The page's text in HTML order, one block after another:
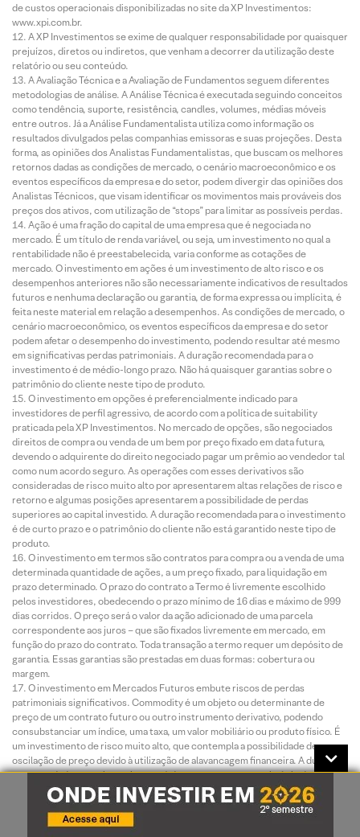
de custos operacionais disponibilizadas no site da XP Investimentos:
www.xpi.com.br.
A XP Investimentos se exime de qualquer responsabilidade por quaisquer
prejuízos, diretos ou indiretos, que venham a decorrer da utilização deste
relatório ou seu conteúdo.
A Avaliação Técnica e a Avaliação de Fundamentos seguem diferentes
metodologias de análise. A Análise Técnica é executada seguindo conceitos
como tendência, suporte, resistência, candles, volumes, médias móveis
entre outros. Já a Análise Fundamentalista utiliza como informação os
resultados divulgados pelas companhias emissoras e suas projeções. Desta
forma, as opiniões dos Analistas Fundamentalistas, que buscam os melhores
retornos dadas as condições de mercado, o cenário macroeconômico e os
eventos específicos da empresa e do setor, podem divergir das opiniões dos
Analistas Técnicos, que visam identificar os movimentos mais prováveis dos
preços dos ativos, com utilização de “stops” para limitar as possíveis perdas.
Ação é uma fração do capital de uma empresa que é negociada no
mercado. É um título de renda variável, ou seja, um investimento no qual a
rentabilidade não é preestabelecida, varia conforme as cotações de
mercado. O investimento em ações é um investimento de alto risco e os
desempenhos anteriores não são necessariamente indicativos de resultados
futuros e nenhuma declaração ou garantia, de forma expressa ou implícita, é
feita neste material em relação a desempenhos. As condições de mercado, o
cenário macroeconômico, os eventos específicos da empresa e do setor
podem afetar o desempenho do investimento, podendo resultar até mesmo
em significativas perdas patrimoniais. A duração recomendada para o
investimento é de médio-longo prazo. Não há quaisquer garantias sobre o
patrimônio do cliente neste tipo de produto.
O investimento em opções é preferencialmente indicado para
investidores de perfil agressivo, de acordo com a política de suitability
praticada pela XP Investimentos. No mercado de opções, são negociados
direitos de compra ou venda de um bem por preço fixado em data futura,
devendo o adquirente do direito negociado pagar um prêmio ao vendedor tal
como num acordo seguro. As operações com esses derivativos são
consideradas de risco muito alto por apresentarem altas relações de risco e
retorno e algumas posições apresentarem a possibilidade de perdas
superiores ao capital investido. A duração recomendada para o investimento
é de curto prazo e o patrimônio do cliente não está garantido neste tipo de
produto.
O investimento em termos são contratos para compra ou a venda de uma
determinada quantidade de ações, a um preço fixado, para liquidação em
prazo determinado. O prazo do contrato a Termo é livremente escolhido
pelos investidores, obedecendo o prazo mínimo de 16 dias e máximo de 999
dias corridos. O preço será o valor da ação adicionado de uma parcela
correspondente aos juros – que são fixados livremente em mercado, em
função do prazo do contrato. Toda transação a termo requer um depósito de
garantia. Essas garantias são prestadas em duas formas: cobertura ou
margem.
O investimento em Mercados Futuros embute riscos de perdas
patrimoniais significativos. Commodity é um objeto ou determinante de
preço de um contrato futuro ou outro instrumento derivativo, podendo
consubstanciar um índice, uma taxa, um valor mobiliário ou produto físico. É
um investimento de risco muito alto, que contempla a possibilidade de
oscilação de preço devido à utilização de alavancagem financeira. A duração
recomendada para o investimento é de curto prazo e o patrimônio do cliente
não está garantido neste tipo de produto. As condições de mercado,
mudanças climáticas e o cenário macroeconômico podem afetar o
desempenho do investimento.
ESTA INSTITUIÇÃO É ADERENTE AO CÓDIGO ANBIMA DE